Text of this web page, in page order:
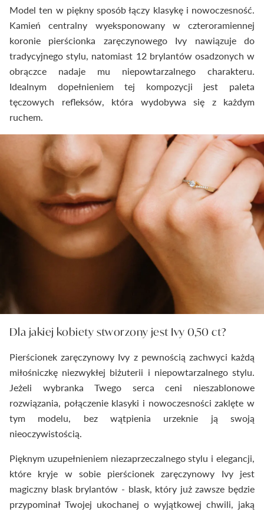
Model ten w piękny sposób łączy klasykę i nowoczesność.
Kamień centralny wyeksponowany w czteroramiennej
koronie pierścionka zaręczynowego Ivy nawiązuje do
tradycyjnego stylu, natomiast 12 brylantów osadzonych w
obrączce nadaje mu niepowtarzalnego charakteru.
Idealnym dopełnieniem tej kompozycji jest paleta
tęczowych refleksów, która wydobywa się z każdym
ruchem.
Dla jakiej kobiety stworzony jest Ivy 0,50 ct?
Pierścionek zaręczynowy Ivy z pewnością zachwyci każdą
miłośniczkę niezwykłej biżuterii i niepowtarzalnego stylu.
Jeżeli wybranka Twego serca ceni nieszablonowe
rozwiązania, połączenie klasyki i nowoczesności zaklęte w
tym modelu, bez wątpienia urzeknie ją swoją
nieoczywistością.
Pięknym uzupełnieniem niezaprzeczalnego stylu i elegancji,
które kryje w sobie pierścionek zaręczynowy Ivy jest
magiczny blask brylantów - blask, który już zawsze będzie
przypominał Twojej ukochanej o wyjątkowej chwili, jaką